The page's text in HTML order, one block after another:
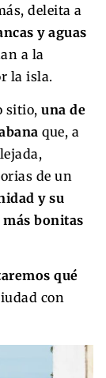
deleita a
y aguas
a la
la isla.
sitio, una de
que, a
de un
y su
más bonitas
qué
con